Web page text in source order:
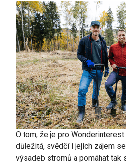
O tom, že je pro Wonderinterest
důležitá, svědčí i jejich zájem
výsadeb stromů a pomáhat tak